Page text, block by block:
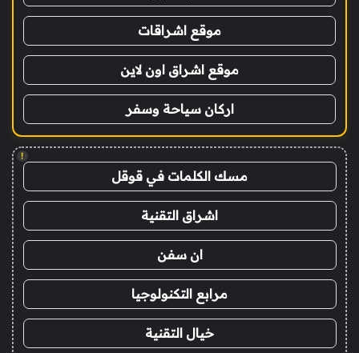
موقع اشراقات
موقع اشراق اون لاين
اركان سياحة وسفر
!
مسك الكلمات في قوقل
اشراق التقنية
ان سفن
مرابع التكنولوجيا
خيال التقنية